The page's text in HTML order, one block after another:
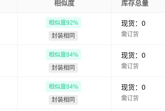
相似度 库存总量
相似度92%
封装相同
现货： 0
需订货
相似度84%
封装相同
现货： 0
需订货
相似度84%
封装相同
现货： 0
需订货